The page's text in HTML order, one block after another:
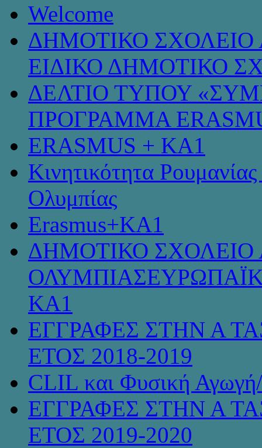
Welcome
ΔΗΜΟΤΙΚΟ ΣΧΟΛΕΙΟ
ΕΙΔΙΚΟ ΔΗΜΟΤΙΚΟ
ΔΕΛΤΙΟ ΤΥΠΟΥ
ΠΡΟΓΡΑΜΜΑ
ERASMUS + KA1
Κινητικότητα
Ολυμπίας
Erasmus+KA1
ΔΗΜΟΤΙΚΟ ΣΧΟΛΕΙΟ
KA1
ΕΓΓΡΑΦΕΣ ΣΤΗΝ Α
ΕΤΟΣ 2018-2019
CLIL και Φυσική
ΕΓΓΡΑΦΕΣ ΣΤΗΝ Α
ΕΤΟΣ 2019-2020